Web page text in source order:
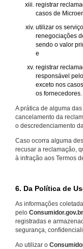
registrar
casos de
utilizar os
renegociações
sendo o valor
e
registrar
responsável
exceto nos
os fornecedores.
A prática de alguma
cancelamento da
o descredenciamento
Caso ocorra alguma
recusar a reclamação,
à infração aos Termos
6. Da Política de
As informações
pelo Consumidor.gov.br
registradas e
segurança,
Ao utilizar o